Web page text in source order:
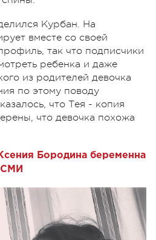
Курбан. На
вместе со своей
так что подписчики
ребенка и даже
из родителей девочка
по этому поводу
что Тея - копия
что девочка похожа
Бородина беременна
СМИ